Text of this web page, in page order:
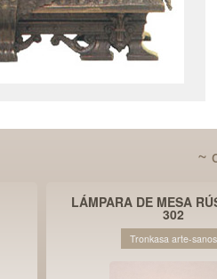
~
LÁMPARA DE MESA
302
Tronkasa arte-sanos